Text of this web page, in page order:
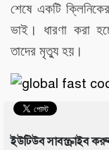
শেষে একটি
ভাই। ধারণা করা
তাদের মৃত্যু হয়।
ইউটিউব সাবস্ক্রাইব